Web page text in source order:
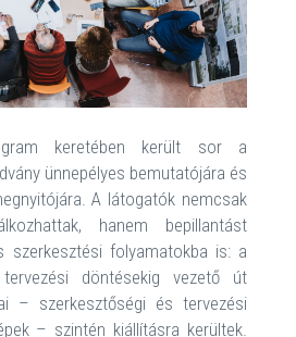
keretében került sor a
ünnepélyes bemutatójára és
A látogatók nemcsak
hanem bepillantást
szerkesztési folyamatokba is: a
döntésekig vezető út
– szerkesztőségi és tervezési
– szintén kiállításra kerültek.